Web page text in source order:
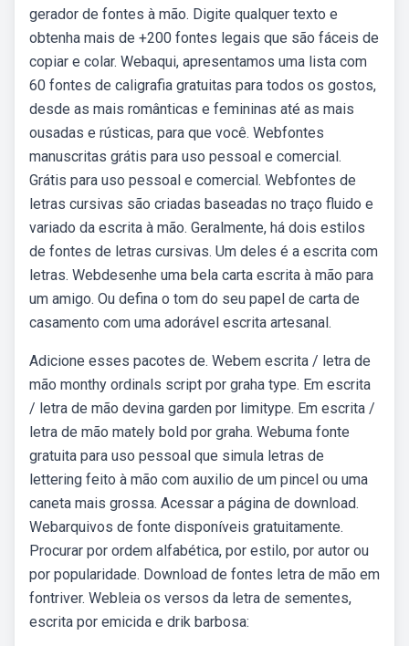
gerador de fontes à mão. Digite qualquer texto e
obtenha mais de +200 fontes legais que são fáceis de
copiar e colar. Webaqui, apresentamos uma lista com
60 fontes de caligrafia gratuitas para todos os gostos,
desde as mais românticas e femininas até as mais
ousadas e rústicas, para que você. Webfontes
manuscritas grátis para uso pessoal e comercial.
Grátis para uso pessoal e comercial. Webfontes de
letras cursivas são criadas baseadas no traço fluido e
variado da escrita à mão. Geralmente, há dois estilos
de fontes de letras cursivas. Um deles é a escrita com
letras. Webdesenhe uma bela carta escrita à mão para
um amigo. Ou defina o tom do seu papel de carta de
casamento com uma adorável escrita artesanal.
Adicione esses pacotes de. Webem escrita / letra de
mão monthy ordinals script por graha type. Em escrita
/ letra de mão devina garden por limitype. Em escrita /
letra de mão mately bold por graha. Webuma fonte
gratuita para uso pessoal que simula letras de
lettering feito à mão com auxilio de um pincel ou uma
caneta mais grossa. Acessar a página de download.
Webarquivos de fonte disponíveis gratuitamente.
Procurar por ordem alfabética, por estilo, por autor ou
por popularidade. Download de fontes letra de mão em
fontriver. Webleia os versos da letra de sementes,
escrita por emicida e drik barbosa: